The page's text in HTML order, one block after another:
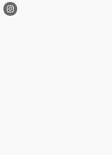
Instagram